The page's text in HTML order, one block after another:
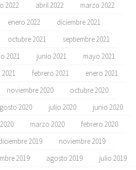
2022 abril 2022
marzo 2022
enero 2022
diciembre 2021
octubre 2021
septiembre 2021
2021 junio 2021
mayo 2021
febrero 2021
enero 2021
noviembre 2020
octubre 2020
2020 julio 2020
junio 2020
marzo 2020
febrero 2020
2019
noviembre 2019
2019 agosto 2019
julio 2019